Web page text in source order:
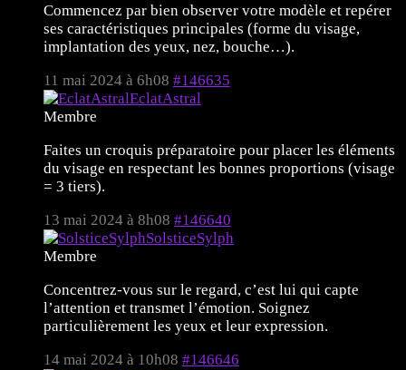
Commencez par bien observer votre modèle et repérer
ses caractéristiques principales (forme du visage,
implantation des yeux, nez, bouche…).
11 mai 2024 à 6h08 #146635
EclatAstral
Membre
Faites un croquis préparatoire pour placer les éléments
du visage en respectant les bonnes proportions (visage
= 3 tiers).
13 mai 2024 à 8h08 #146640
SolsticeSylph
Membre
Concentrez-vous sur le regard, c’est lui qui capte
l’attention et transmet l’émotion. Soignez
particulièrement les yeux et leur expression.
14 mai 2024 à 10h08 #146646